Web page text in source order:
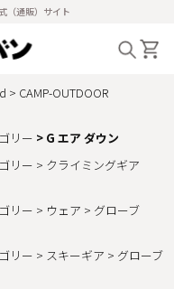
（通販）サイト
CAMP-OUTDOOR
リー
G エア ダウン
リー
クライミングギア
リー ウェア
グローブ
リー スキーギア
グローブ